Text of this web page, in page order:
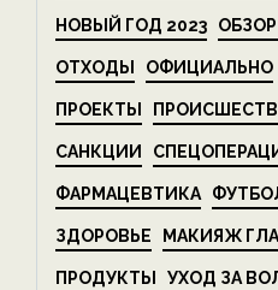
НОВЫЙ ГОД 2023
ОТХОДЫ ОФИЦИАЛЬНО
ПРОЕКТЫ
САНКЦИИ
ФАРМАЦЕВТИКА
ЗДОРОВЬЕ МАКИЯЖ
ПРОДУКТЫ УХОД ЗА